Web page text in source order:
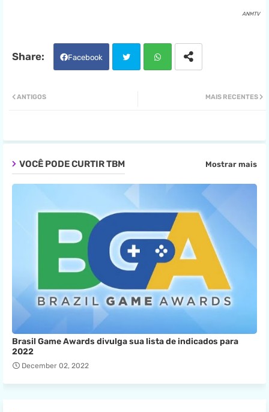
ANMTV
Facebook
pp
MAIS RECENTES
ANTIGOS
VOCÊ PODE CURTIR TBM Mostrar mais
Brasil Game Awards divulga sua lista de indicados para
2022
December 02, 2022